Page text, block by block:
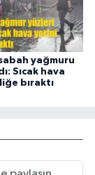
yağmuru
Sıcak hava
bıraktı